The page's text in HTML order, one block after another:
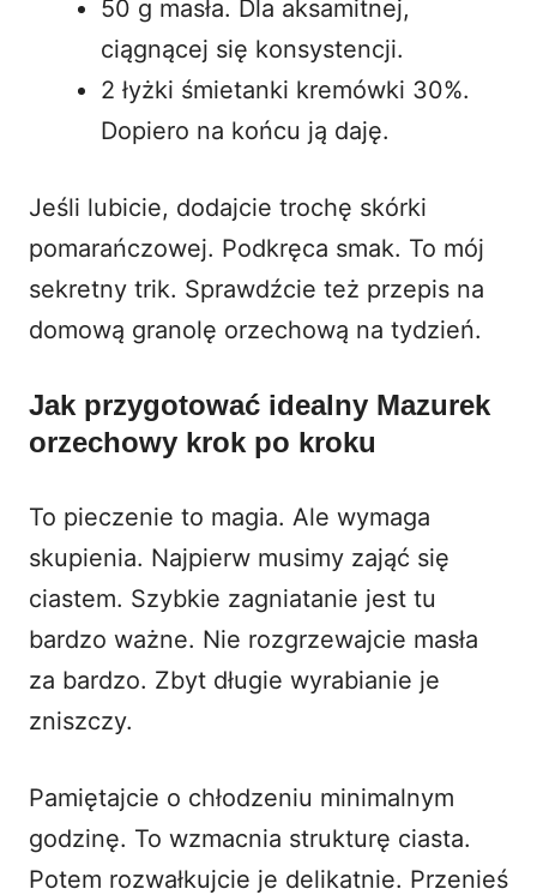
50 g masła. Dla aksamitnej,
ciągnącej się konsystencji.
2 łyżki śmietanki kremówki 30%.
Dopiero na końcu ją daję.
Jeśli lubicie, dodajcie trochę skórki
pomarańczowej. Podkręca smak. To mój
sekretny trik. Sprawdźcie też przepis na
domową granolę orzechową na tydzień.
Jak przygotować idealny Mazurek
orzechowy krok po kroku
To pieczenie to magia. Ale wymaga
skupienia. Najpierw musimy zająć się
ciastem. Szybkie zagniatanie jest tu
bardzo ważne. Nie rozgrzewajcie masła
za bardzo. Zbyt długie wyrabianie je
zniszczy.
Pamiętajcie o chłodzeniu minimalnym
godzinę. To wzmacnia strukturę ciasta.
Potem rozwałkujcie je delikatnie. Przenieś